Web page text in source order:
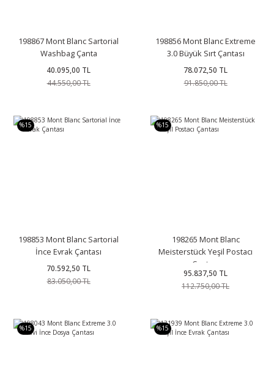
198867 Mont Blanc Sartorial
Washbag Çanta
40.095,00 TL
44.550,00 TL
198856 Mont Blanc Extreme
3.0 Büyük Sırt Çantası
78.072,50 TL
91.850,00 TL
%15
198853 Mont Blanc Sartorial
İnce Evrak Çantası
70.592,50 TL
83.050,00 TL
%15
198265 Mont Blanc
Meisterstück Yeşil Postacı
Çantası
95.837,50 TL
112.750,00 TL
%15 %15